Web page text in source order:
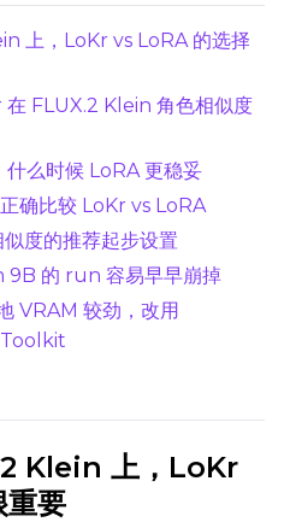
Batch Size
Gradient Accumulation
Steps
AdamW8Bit
Weight Decay
上，LoKr vs LoRA 的选择
在 FLUX.2 Klein 角色相似度
么时候 LoRA 更稳妥
确比较 LoKr vs LoRA
度的推荐起步设置
9B 的 run 容易早早崩掉
VRAM 较劲，改用
Klein 上，LoKr
要